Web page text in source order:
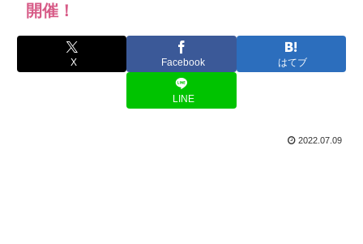
開催！
X Facebook はてブ
LINE
2022.07.09